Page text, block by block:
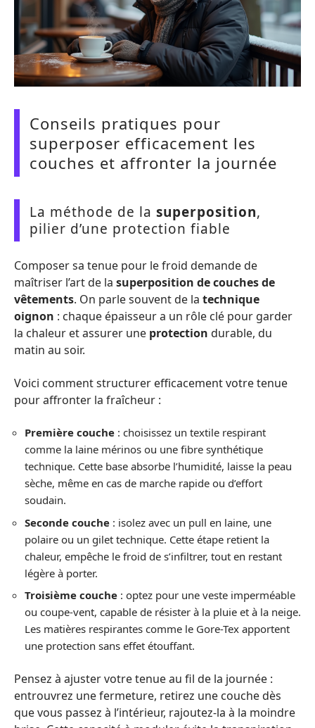
Conseils pratiques pour
superposer efficacement les
couches et affronter la journée
La méthode de la superposition,
pilier d’une protection fiable
Composer sa tenue pour le froid demande de
maîtriser l’art de la superposition de couches de
vêtements. On parle souvent de la technique
oignon : chaque épaisseur a un rôle clé pour garder
la chaleur et assurer une protection durable, du
matin au soir.
Voici comment structurer efficacement votre tenue
pour affronter la fraîcheur :
Première couche : choisissez un textile respirant
comme la laine mérinos ou une fibre synthétique
technique. Cette base absorbe l’humidité, laisse la peau
sèche, même en cas de marche rapide ou d’effort
soudain.
Seconde couche : isolez avec un pull en laine, une
polaire ou un gilet technique. Cette étape retient la
chaleur, empêche le froid de s’infiltrer, tout en restant
légère à porter.
Troisième couche : optez pour une veste imperméable
ou coupe-vent, capable de résister à la pluie et à la neige.
Les matières respirantes comme le Gore-Tex apportent
une protection sans effet étouffant.
Pensez à ajuster votre tenue au fil de la journée :
entrouvrez une fermeture, retirez une couche dès
que vous passez à l’intérieur, rajoutez-la à la moindre